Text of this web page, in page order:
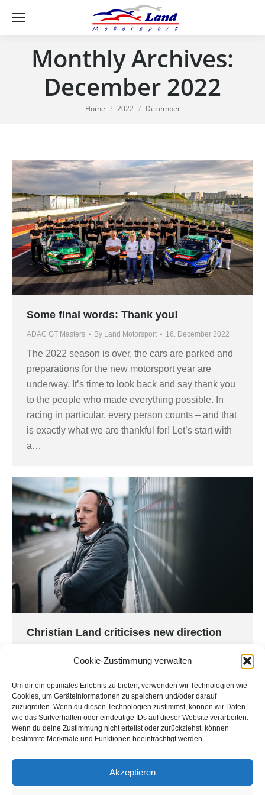
Cookie-Zustimmung verwalten
Um dir ein optimales Erlebnis zu bieten, verwenden wir Technologien wie
Cookies, um Geräteinformationen zu speichern und/oder darauf
zuzugreifen. Wenn du diesen Technologien zustimmst, können wir Daten
wie das Surfverhalten oder eindeutige IDs auf dieser Website verarbeiten.
Wenn du deine Zustimmung nicht erteilst oder zurückziehst, können
bestimmte Merkmale und Funktionen beeinträchtigt werden.
Akzeptieren
Monthly Archives:
December 2022
You are here:
Home 2022 December
Some final words: Thank you!
ADAC GT Masters By Land Motorsport 16. December 2022
The 2022 season is over, the cars are parked and
preparations for the new motorsport year are
underway. It’s time to look back and say thank you
to the people who made everything possible. In
racing in particular, every person counts – and that
is exactly what we are thankful for! Let’s start with
a…
Christian Land criticises new direction
for ADAC GT Masters
Land Motorsport
At a press conference on 8 December, the ADAC
announced far-reaching changes to the German
motorsport landscape. Following the takeover of
the trademark rights to the DTM, ADAC Masters is
DTM. Christian Land, who has represented the…